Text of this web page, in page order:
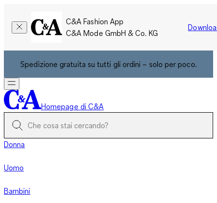
C&A Fashion App
C&A Mode GmbH & Co. KG
Spedizione gratuita su tutti gli ordini – solo per poco.
Homepage di C&A
Donna
Uomo
Bambini